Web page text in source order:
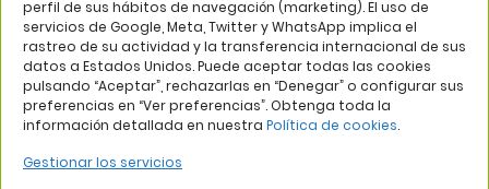
perfil de sus hábitos de navegación (marketing). El uso de
servicios de Google, Meta, Twitter y WhatsApp implica el
rastreo de su actividad y la transferencia internacional de sus
datos a Estados Unidos. Puede aceptar todas las cookies
pulsando “Aceptar”, rechazarlas en “Denegar” o configurar sus
preferencias en “Ver preferencias”. Obtenga toda la
información detallada en nuestra Política de cookies.
Gestionar los servicios
Aviso legal Política de privacidad
Política de cookies
Web: Bannister Global